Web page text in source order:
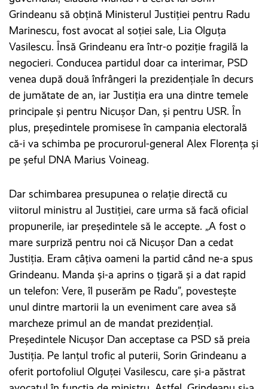
Grindeanu să obțină Ministerul Justiției pentru Radu
Marinescu, fost avocat al soției sale, Lia Olguța
Vasilescu. Însă Grindeanu era într-o poziție fragilă la
negocieri. Conducea partidul doar ca interimar, PSD
venea după două înfrângeri la prezidențiale în decurs
de jumătate de an, iar Justiția era una dintre temele
principale și pentru Nicușor Dan, și pentru USR. În
plus, președintele promisese în campania electorală
că-i va schimba pe procurorul-general Alex Florența și
pe șeful DNA Marius Voineag.
Dar schimbarea presupunea o relație directă cu
viitorul ministru al Justiției, care urma să facă oficial
propunerile, iar președintele să le accepte. „A fost o
mare surpriză pentru noi că Nicușor Dan a cedat
Justiția. Eram câțiva oameni la partid când ne-a spus
Grindeanu. Manda și-a aprins o țigară și a dat rapid
un telefon: Vere, îl puserăm pe Radu”, povestește
unul dintre martorii la un eveniment care avea să
marcheze primul an de mandat prezidențial.
Președintele Nicușor Dan acceptase ca PSD să preia
Justiția. Pe lanțul trofic al puterii, Sorin Grindeanu a
oferit portofoliul Olguței Vasilescu, care și-a păstrat